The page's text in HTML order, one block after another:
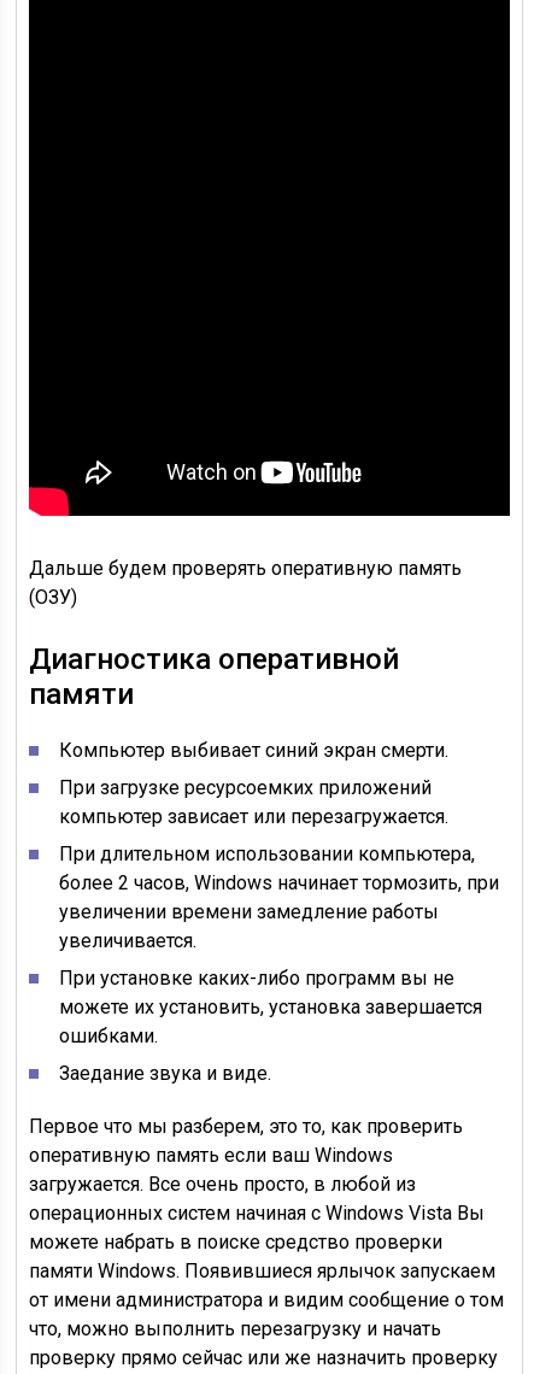
Дальше будем проверять оперативную память
(ОЗУ)
Диагностика оперативной
памяти
Компьютер выбивает синий экран смерти.
При загрузке ресурсоемких приложений
компьютер зависает или перезагружается.
При длительном использовании компьютера,
более 2 часов, Windows начинает тормозить, при
увеличении времени замедление работы
увеличивается.
При установке каких-либо программ вы не
можете их установить, установка завершается
ошибками.
Заедание звука и виде.
Первое что мы разберем, это то, как проверить
оперативную память если ваш Windows
загружается. Все очень просто, в любой из
операционных систем начиная с Windows Vista Вы
можете набрать в поиске средство проверки
памяти Windows. Появившиеся ярлычок запускаем
от имени администратора и видим сообщение о том
что, можно выполнить перезагрузку и начать
проверку прямо сейчас или же назначить проверку